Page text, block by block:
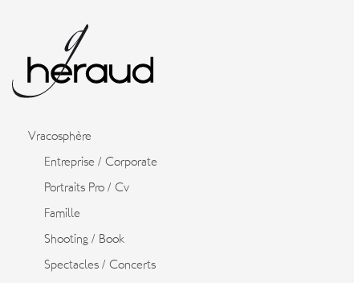
Vracosphère
Entreprise / Corporate
Portraits Pro / Cv
Famille
Shooting / Book
Spectacles / Concerts